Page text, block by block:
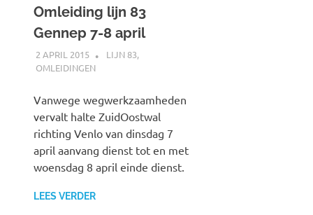
Omleiding lijn 83
Gennep 7-8 april
2 APRIL 2015 JOHAN
LIJN 83,
OMLEIDINGEN
Vanwege wegwerkzaamheden
vervalt halte ZuidOostwal
richting Venlo van dinsdag 7
april aanvang dienst tot en met
woensdag 8 april einde dienst.
LEES VERDER